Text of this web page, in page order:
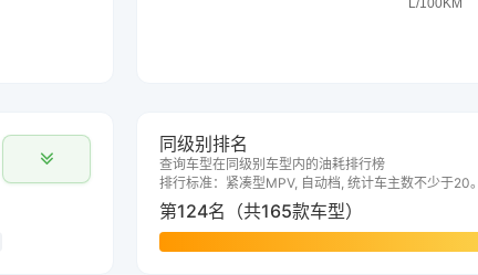
同级别排名
查询车型在同级别车型内的油耗排行榜
排行标准：紧凑型MPV, 自动档, 统计车主数不少于20。
第124名（共165款车型）